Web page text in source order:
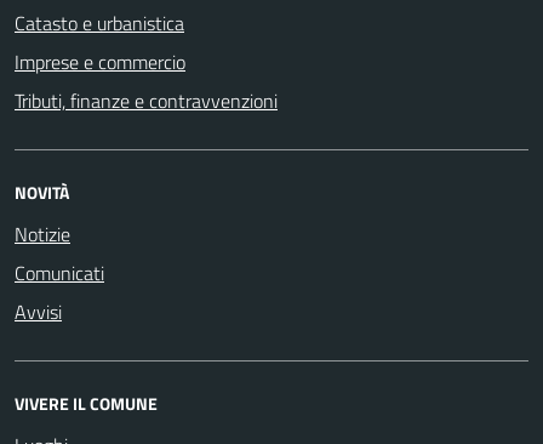
Catasto e urbanistica
Imprese e commercio
Tributi, finanze e contravvenzioni
NOVITÀ
Notizie
Comunicati
Avvisi
VIVERE IL COMUNE